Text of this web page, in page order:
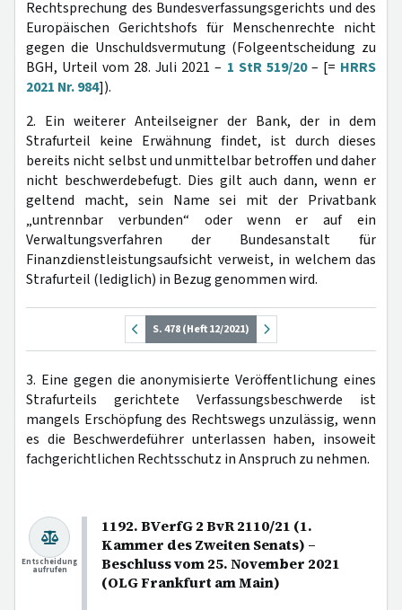
Rechtsprechung des Bundesverfassungsgerichts und des
Europäischen Gerichtshofs für Menschenrechte nicht
gegen die Unschuldsvermutung (Folgeentscheidung zu
BGH, Urteil vom 28. Juli 2021 – 1 StR 519/20– [= HRRS
2021 Nr. 984]).
2. Ein weiterer Anteilseigner der Bank, der in dem
Strafurteil keine Erwähnung findet, ist durch dieses
bereits nicht selbst und unmittelbar betroffen und daher
nicht beschwerdebefugt. Dies gilt auch dann, wenn er
geltend macht, sein Name sei mit der Privatbank
„untrennbar verbunden“ oder wenn er auf ein
Verwaltungsverfahren der Bundesanstalt für
Finanzdienstleistungsaufsicht verweist, in welchem das
Strafurteil (lediglich) in Bezug genommen wird.
S. 478 (Heft 12/2021)
3. Eine gegen die anonymisierte Veröffentlichung eines
Strafurteils gerichtete Verfassungsbeschwerde ist
mangels Erschöpfung des Rechtswegs unzulässig, wenn
es die Beschwerdeführer unterlassen haben, insoweit
fachgerichtlichen Rechtsschutz in Anspruch zu nehmen.
1192. BVerfG 2 BvR 2110/21 (1.
Kammer des Zweiten Senats) –
Beschluss vom 25. November 2021
(OLG Frankfurt am Main)
Entscheidung
aufrufen